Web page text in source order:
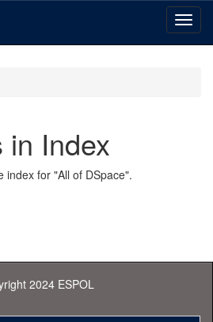
in Index
index for "All of DSpace".
2024 ESPOL